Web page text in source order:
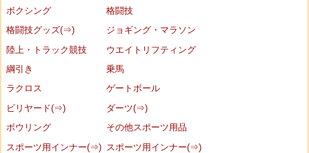
ボクシング
格闘技
格闘技グッズ(⇒)
ジョギング・マラソン
陸上・トラック競技
ウエイトリフティング
綱引き
乗馬
ラクロス
ゲートボール
ビリヤード(⇒)
ダーツ(⇒)
ボウリング
その他スポーツ用品
スポーツ用インナー(⇒)
スポーツ用インナー(⇒)